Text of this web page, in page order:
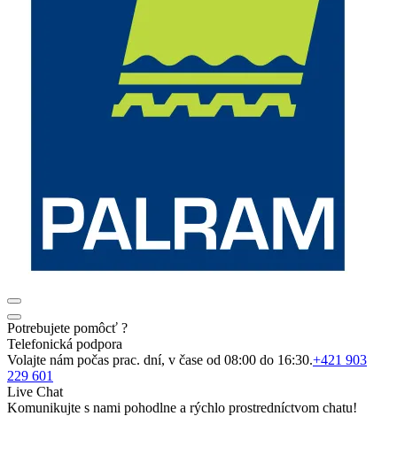
Potrebujete pomôcť ?
Telefonická podpora
Volajte nám počas prac. dní, v čase od 08:00 do 16:30.+421 903
229 601
Live Chat
Komunikujte s nami pohodlne a rýchlo prostredníctvom chatu!